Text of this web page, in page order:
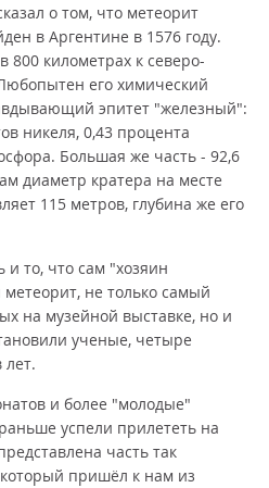
о том, что метеорит
в Аргентине в 1576 году.
километрах к северо-
его химический
эпитет "железный":
никеля, 0,43 процента
Большая же часть - 92,6
диаметр кратера на месте
115 метров, глубина же его
и то, что сам "хозяин
не только самый
на музейной выставке, но и
ученые, четыре
и более "молодые"
успели прилететь на
часть так
пришёл к нам из